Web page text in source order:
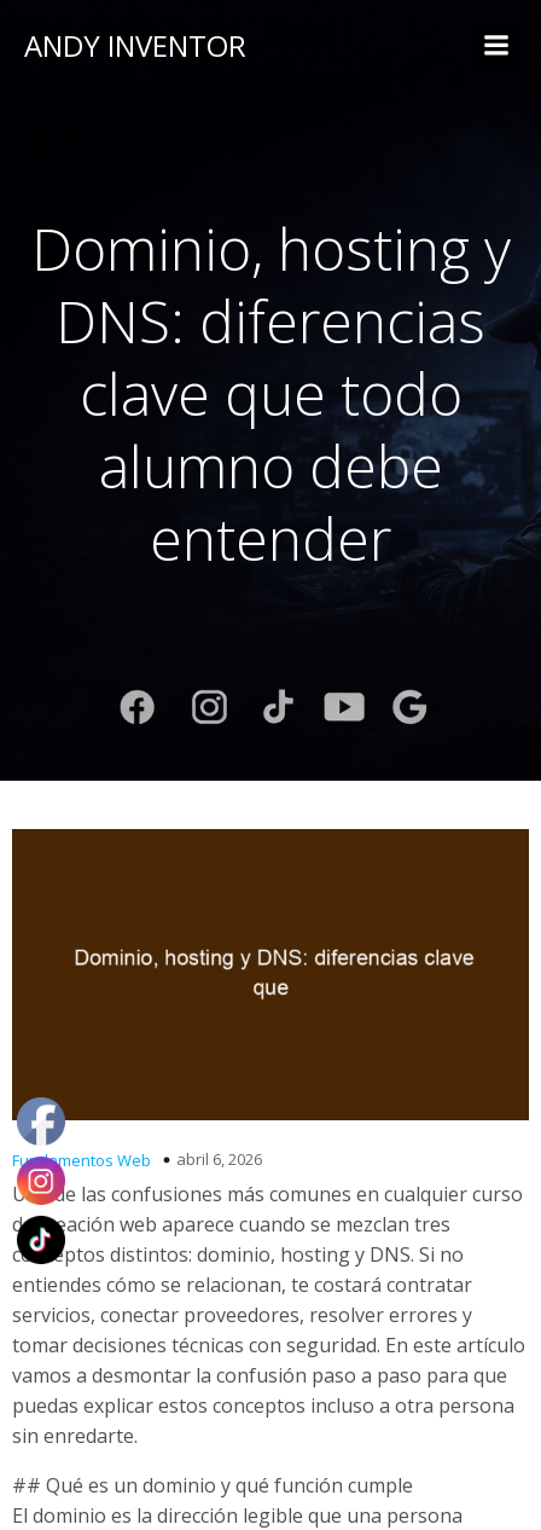
ANDY INVENTOR
Dominio, hosting y
DNS: diferencias
clave que todo
alumno debe
entender
Fundamentos Web abril 6, 2026
Una de las confusiones más comunes en cualquier curso
de creación web aparece cuando se mezclan tres
conceptos distintos: dominio, hosting y DNS. Si no
entiendes cómo se relacionan, te costará contratar
servicios, conectar proveedores, resolver errores y
tomar decisiones técnicas con seguridad. En este artículo
vamos a desmontar la confusión paso a paso para que
puedas explicar estos conceptos incluso a otra persona
sin enredarte.
## Qué es un dominio y qué función cumple
El dominio es la dirección legible que una persona